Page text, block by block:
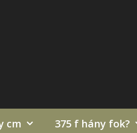
cm 375 f hány fok?